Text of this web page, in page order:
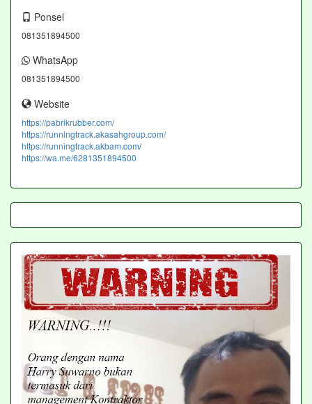
Ponsel
081351894500
WhatsApp
081351894500
Website
https://pabrikrubber.com/
https://runningtrack.akasahgroup.com/
https://runningtrack.akbam.com/
https://wa.me/6281351894500